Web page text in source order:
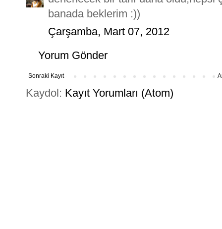
banada beklerim :))
Çarşamba, Mart 07, 2012
Yorum Gönder
Sonraki Kayıt
Kaydol: Kayıt Yorumları (Atom)